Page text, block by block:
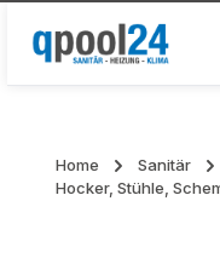
Zum Hauptinhalt
Home Sanitär
Hocker, Stühle,